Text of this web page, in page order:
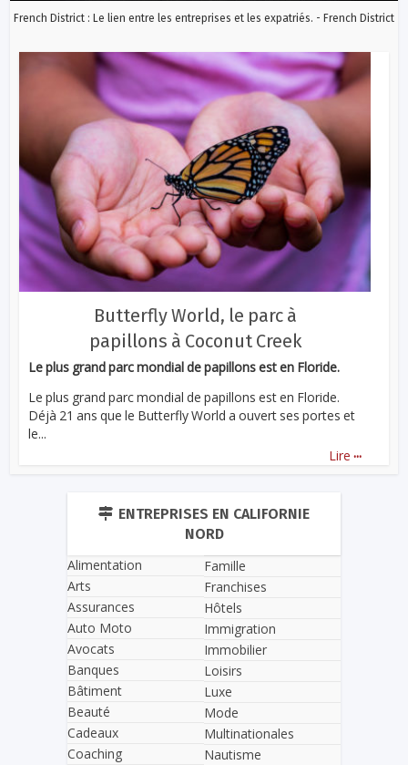
French District : Le lien entre les entreprises et les expatriés. - French District
Butterfly World, le parc à
papillons à Coconut Creek
Le plus grand parc mondial de papillons est en Floride.
Le plus grand parc mondial de papillons est en Floride.
Déjà 21 ans que le Butterfly World a ouvert ses portes et
le...
Lire ...
ENTREPRISES EN CALIFORNIE
NORD
Alimentation
Arts
Assurances
Auto Moto
Avocats
Banques
Bâtiment
Beauté
Cadeaux
Coaching
Famille
Franchises
Hôtels
Immigration
Immobilier
Loisirs
Luxe
Mode
Multinationales
Nautisme